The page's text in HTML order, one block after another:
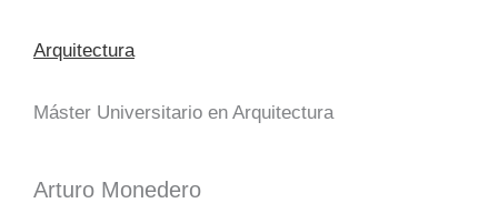
Arquitectura
Máster Universitario en Arquitectura
Arturo Monedero